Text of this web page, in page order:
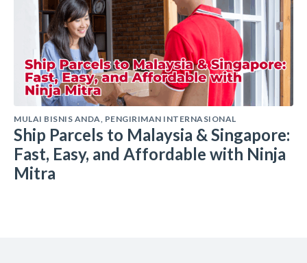
MULAI BISNIS ANDA PENGIRIMAN INTERNASIONAL
Ship Parcels to Malaysia & Singapore:
Fast, Easy, and Affordable with Ninja
Mitra